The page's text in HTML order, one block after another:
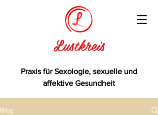
Lustkreis
Praxis für Sexologie, sexuelle und
affektive Gesundheit
Blog